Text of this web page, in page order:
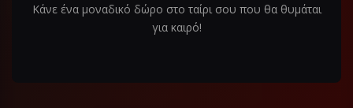
Κάνε ένα μοναδικό δώρο στο ταίρι σου που θα θυμάται
για καιρό!